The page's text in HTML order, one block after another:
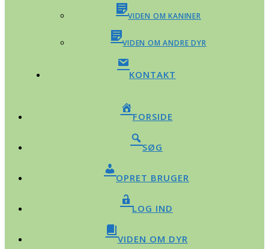
VIDEN OM KANINER
VIDEN OM ANDRE DYR
KONTAKT
FORSIDE
SØG
OPRET BRUGER
LOG IND
VIDEN OM DYR